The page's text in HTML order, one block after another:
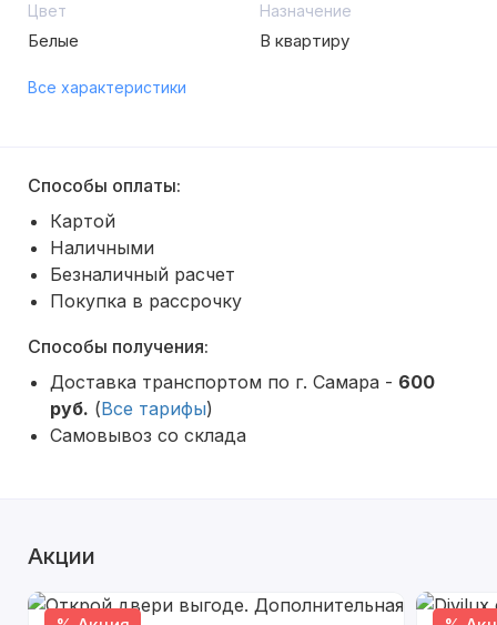
Цвет
Белые
Назначение
В квартиру
Все характеристики
Способы оплаты:
Картой
Наличными
Безналичный расчет
Покупка в рассрочку
Способы получения:
Доставка транспортом по г. Самара - 600
руб. (Все тарифы)
Самовывоз со склада
Акции